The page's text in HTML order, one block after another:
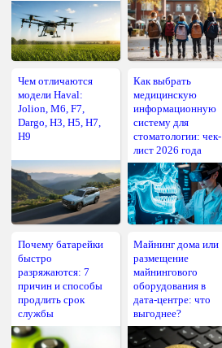
Чем отличаются
модели Haval:
Jolion, M6, F7,
Dargo, H3, H5, H7,
H9
Как выбрать
медицинскую
информационную
систему для
стоматологии: чек-
лист 2026 года
Почему батарейки
быстро
разряжаются: 7
причин и способы
продлить срок
службы
Майнинг дома или
размещение
майнингового
оборудования в
дата-центре: что
выгоднее?